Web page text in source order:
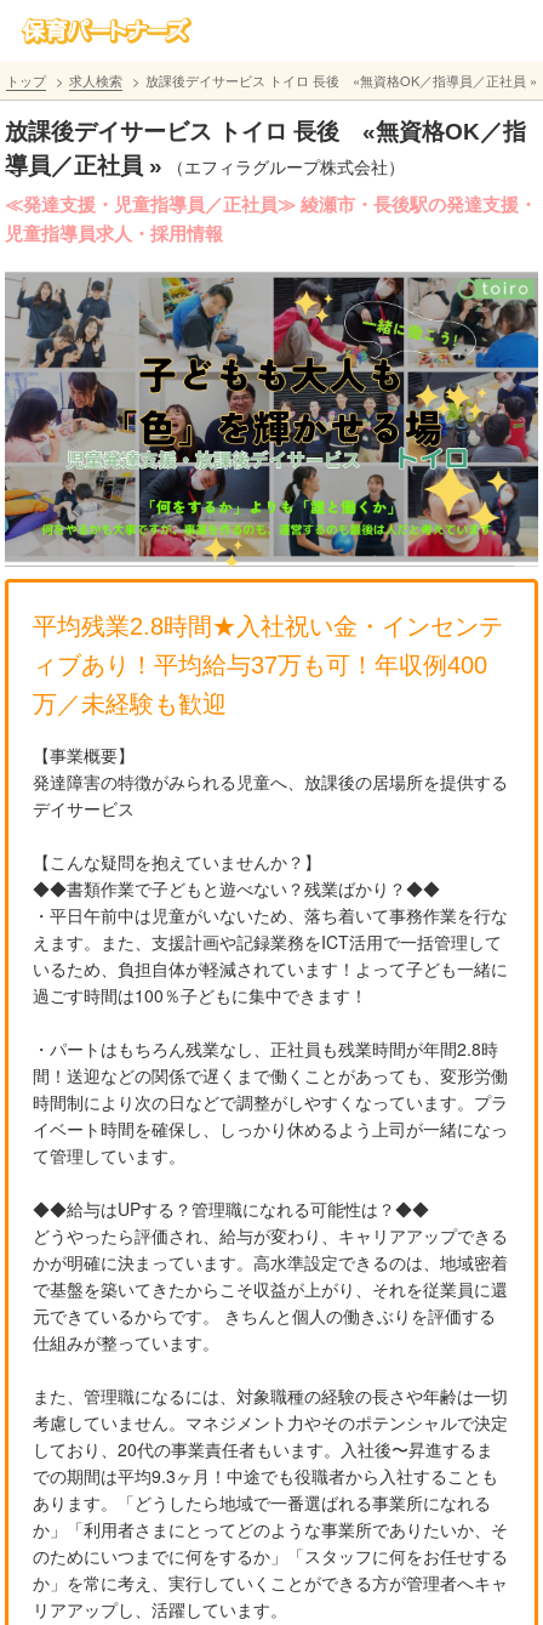
トップ 求人検索 放課後デイサービス トイロ 長後 «無資格OK／指導員／正社員 »
放課後デイサービス トイロ 長後 «無資格OK／指
導員／正社員 »
（エフィラグループ株式会社）
≪発達支援・児童指導員／正社員≫ 綾瀬市・長後駅の発達支援・
児童指導員求人・採用情報
平均残業2.8時間★入社祝い金・インセンテ
ィブあり！平均給与37万も可！年収例400
万／未経験も歓迎
【事業概要】
発達障害の特徴がみられる児童へ、放課後の居場所を提供する
デイサービス
【こんな疑問を抱えていませんか？】
◆◆書類作業で子どもと遊べない？残業ばかり？◆◆
・平日午前中は児童がいないため、落ち着いて事務作業を行な
えます。また、支援計画や記録業務をICT活用で一括管理して
いるため、負担自体が軽減されています！よって子ども一緒に
過ごす時間は100％子どもに集中できます！
・パートはもちろん残業なし、正社員も残業時間が年間2.8時
間！送迎などの関係で遅くまで働くことがあっても、変形労働
時間制により次の日などで調整がしやすくなっています。プラ
イベート時間を確保し、しっかり休めるよう上司が一緒になっ
て管理しています。
◆◆給与はUPする？管理職になれる可能性は？◆◆
どうやったら評価され、給与が変わり、キャリアアップできる
かが明確に決まっています。高水準設定できるのは、地域密着
で基盤を築いてきたからこそ収益が上がり、それを従業員に還
元できているからです。 きちんと個人の働きぶりを評価する
仕組みが整っています。
また、管理職になるには、対象職種の経験の長さや年齢は一切
考慮していません。マネジメント力やそのポテンシャルで決定
しており、20代の事業責任者もいます。入社後〜昇進するま
での期間は平均9.3ヶ月！中途でも役職者から入社することも
あります。「どうしたら地域で一番選ばれる事業所になれる
か」「利用者さまにとってどのような事業所でありたいか、そ
のためにいつまでに何をするか」「スタッフに何をお任せする
か」を常に考え、実行していくことができる方が管理者へキャ
リアアップし、活躍しています。